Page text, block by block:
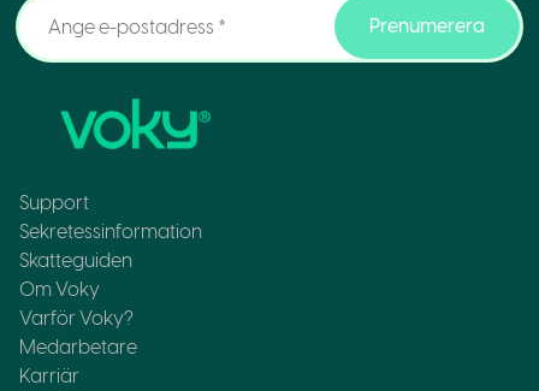
Prenumerera
Support
Sekretessinformation
Skatteguiden
Om Voky
Varför Voky?
Medarbetare
Karriär